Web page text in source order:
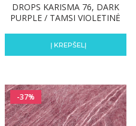
DROPS KARISMA 76, DARK
PURPLE / TAMSI VIOLETINĖ
Į KREPŠELĮ
-37%